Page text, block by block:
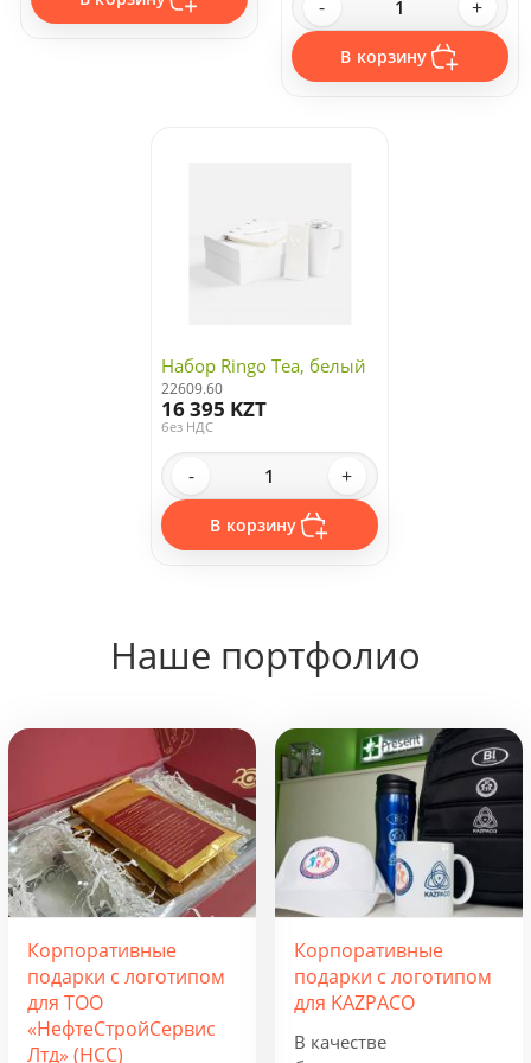
- +
В корзину
Набор Ringo Tea, белый
22609.60
16 395 KZT
без НДС
- +
В корзину
Наше портфолио
Корпоративные
подарки с логотипом
для ТОО
«НефтеСтройСервис
Лтд» (НСС)
Корпоративные
подарки с логотипом
для KAZPACO
В качестве